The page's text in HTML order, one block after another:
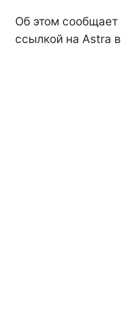
Об этом сообщает
ссылкой на Astra в